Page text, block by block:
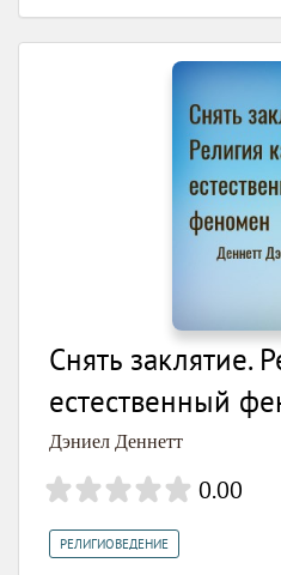
Снять заклятие.
естественный
Дэниел Деннетт
0.00
РЕЛИГИОВЕДЕНИЕ